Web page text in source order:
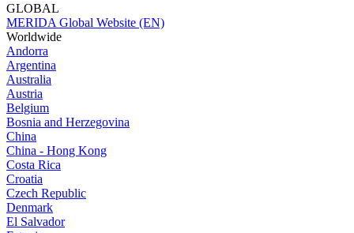
GLOBAL
MERIDA Global Website (EN)
Worldwide
Andorra
Argentina
Australia
Austria
Belgium
Bosnia and Herzegovina
China
China - Hong Kong
Costa Rica
Croatia
Czech Republic
Denmark
El Salvador